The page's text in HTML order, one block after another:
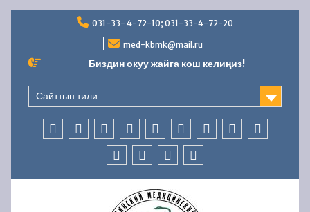
031-33- 4-72-10; 031-33-4-72-20
med-kbmk@mail.ru
Биздин окуу жайга кош келиңиз!
Сайттын тили
КОЛЛЕДЖ
ЖӨНҮНДӨ
АБИТУРИЕНТТЕРГЕ
СТУДЕНТТЕРГЕ
МАМЛЕКЕТТИК
АККРЕДИТАЦИЯ
ББСК
БӨЛҮМҮ
УСУЛДУК
БӨЛҮМҮЧАРБАЛЫК
ИШМЕРДҮҮЛҮК